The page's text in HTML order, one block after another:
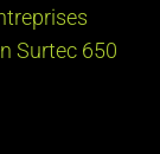
Surtec 650